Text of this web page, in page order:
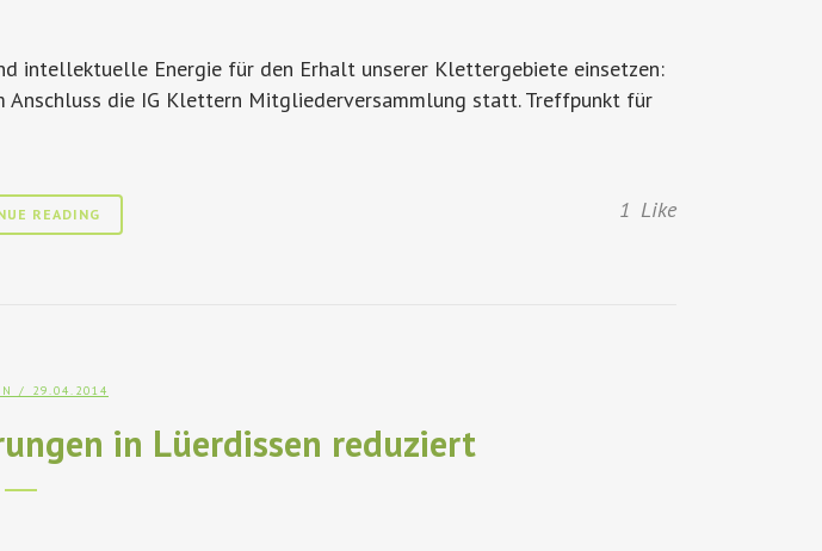
intellektuelle Energie für den Erhalt unserer Klettergebiete einsetzen:
Anschluss die IG Klettern Mitgliederversammlung statt. Treffpunkt für
READING 1 Like
/ 29.04.2014
in Lüerdissen reduziert